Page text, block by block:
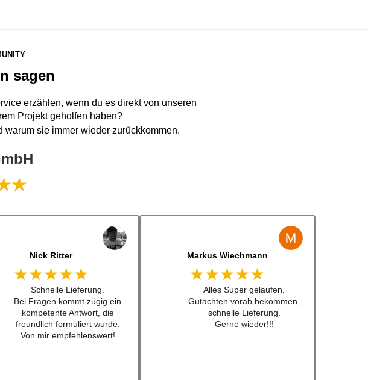
sagen
erzählen, wenn du es direkt von unseren
Projekt geholfen haben?
sie immer wieder zurückkommen.
jonas bitter
★★★★★
Hatte das luisi mirage lenkrad
für einen sehr guten Preis
bestellt und war nach nicht
mal 24h da. Sogar aufkleber
waren dabei ... habe ich schon
Jens Albert
★★★★★
Super Service, schnelle
Bearbeiten und Lieferung !
Immer wieder gerne !!!